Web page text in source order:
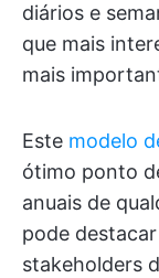
diários e
que mais
mais
Este modelo
ótimo ponto
anuais de
pode
stakeholders